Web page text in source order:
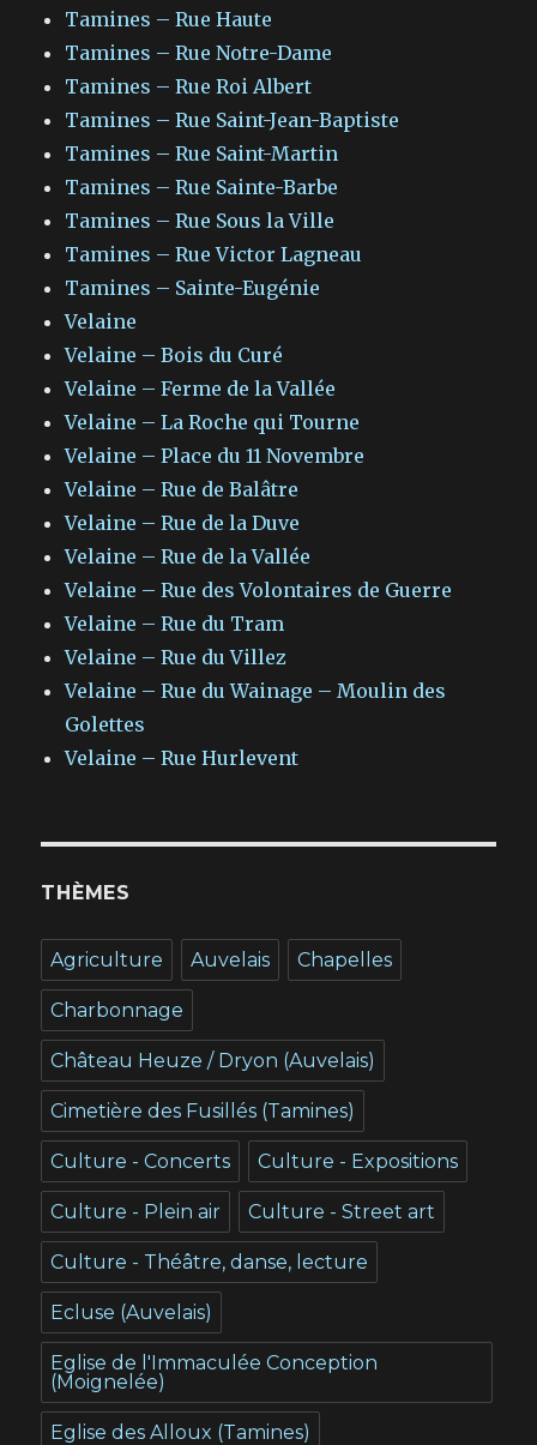
Tamines – Rue Haute
Tamines – Rue Notre-Dame
Tamines – Rue Roi Albert
Tamines – Rue Saint-Jean-Baptiste
Tamines – Rue Saint-Martin
Tamines – Rue Sainte-Barbe
Tamines – Rue Sous la Ville
Tamines – Rue Victor Lagneau
Tamines – Sainte-Eugénie
Velaine
Velaine – Bois du Curé
Velaine – Ferme de la Vallée
Velaine – La Roche qui Tourne
Velaine – Place du 11 Novembre
Velaine – Rue de Balâtre
Velaine – Rue de la Duve
Velaine – Rue de la Vallée
Velaine – Rue des Volontaires de Guerre
Velaine – Rue du Tram
Velaine – Rue du Villez
Velaine – Rue du Wainage – Moulin des
Golettes
Velaine – Rue Hurlevent
THÈMES
Agriculture Auvelais Chapelles
Charbonnage
Château Heuze / Dryon (Auvelais)
Cimetière des Fusillés (Tamines)
Culture - Concerts Culture - Expositions
Culture - Plein air Culture - Street art
Culture - Théâtre, danse, lecture
Ecluse (Auvelais)
Eglise de l'Immaculée Conception
(Moignelée)
Eglise des Alloux (Tamines)